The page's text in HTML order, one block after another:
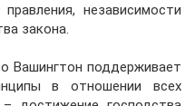
независимости
закона.
Вашингтон поддерживает
в отношении всех